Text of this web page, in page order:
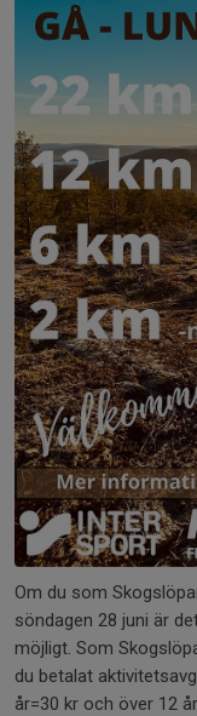
Om du som
söndagen 28 juni är
möjligt. Som
du betalat
år=30 kr och över 12